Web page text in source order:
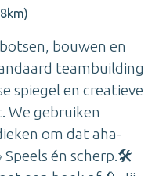
bouwen en
teambuilding
spiegel en creatieve
We gebruiken
om dat aha-
én scherp.🛠️